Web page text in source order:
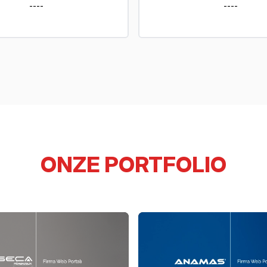
---- ----
ONZE PORTFOLIO